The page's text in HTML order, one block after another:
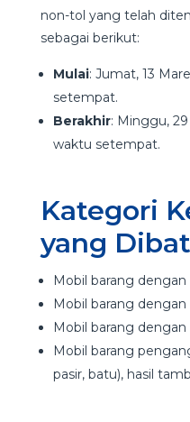
non-tol yang telah
sebagai berikut:
Mulai: Jumat, 13
setempat.
Berakhir: Minggu,
waktu setempat.
Kategori
yang
Mobil barang
Mobil barang
Mobil barang
Mobil barang
pasir, batu), hasil